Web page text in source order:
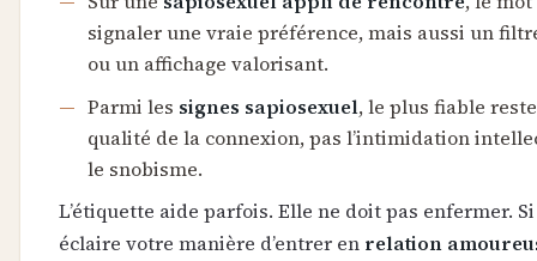
signaler une vraie préférence, mais aussi un
ou un affichage valorisant.
Parmi les signes sapiosexuel, le plus fiable
qualité de la connexion, pas l’intimidation
le snobisme.
L’étiquette aide parfois. Elle ne doit pas enfermer.
éclaire votre manière d’entrer en relation